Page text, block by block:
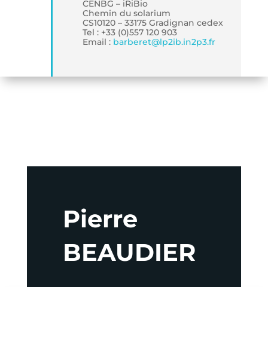
CENBG – iRiBio
Chemin du solarium
CS10120 – 33175 Gradignan cedex
Tel : +33 (0)557 120 903
Email : barberet@lp2ib.in2p3.fr
Pierre
BEAUDIER